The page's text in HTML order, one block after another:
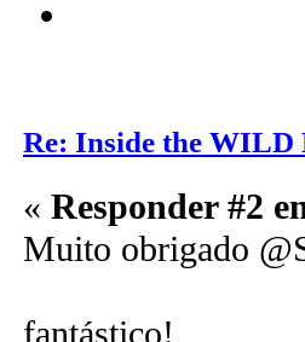
Re: Inside the
« Responder #2
Muito obrigado
fantástico!